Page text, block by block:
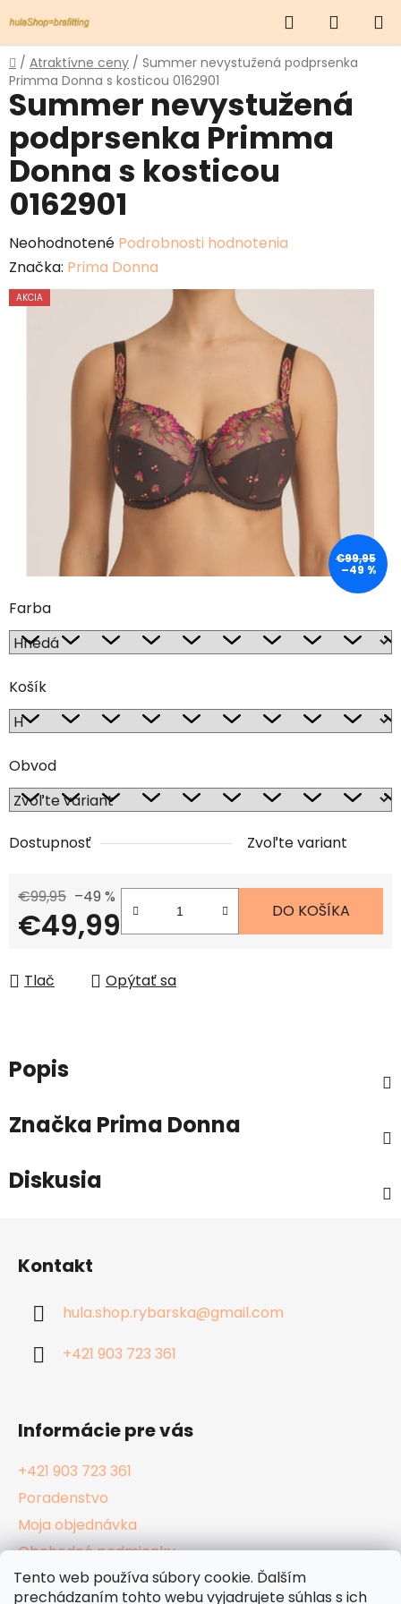
Tento web používa súbory cookie. Ďalším
prechádzaním tohto webu vyjadrujete súhlas s ich
na
obsah
Hľadať
KOŠÍK
Domov
/ Atraktívne ceny / Summer nevystužená podprsenka
Primma Donna s kosticou 0162901
Farba
Košík
Obvod
Dostupnosť Zvoľte variant
€99,95 –49 %
€49,99 DO KOŠÍKA
Tlač Opýtať sa
Summer nevystužená
podprsenka Primma
Donna s kosticou
0162901
Priemerné
hodnotenie
produktu
Neohodnotené Podrobnosti hodnotenia
Značka: Prima Donna
AKCIA
€99,95
–49 %
Popis
Značka Prima Donna
Diskusia
Kontakt
hula.shop.rybarska@gmail.com
+421 903 723 361
Informácie pre vás
+421 903 723 361
Poradenstvo
Moja objednávka
Obchodné podmienky
Reklamačný poriadok